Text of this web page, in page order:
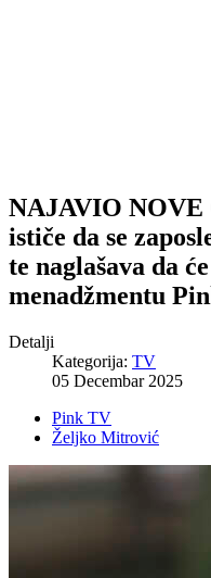
NAJAVIO
ističe da se
te naglašava da
menadžmentu
Detalji
Kategorija: TV
05 Decembar 2025
Pink TV
Željko Mitrović